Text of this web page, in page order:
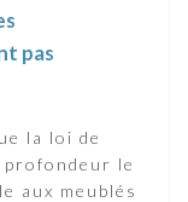
pas
la loi de
le
aux meublés